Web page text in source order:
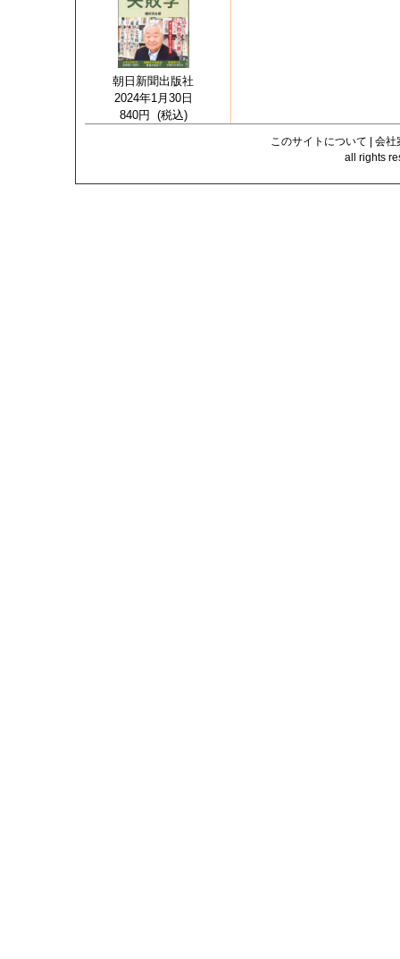
朝日新聞出版社
2024年1月30日
840円 (税込)
このサイトについて | 会社
all rights